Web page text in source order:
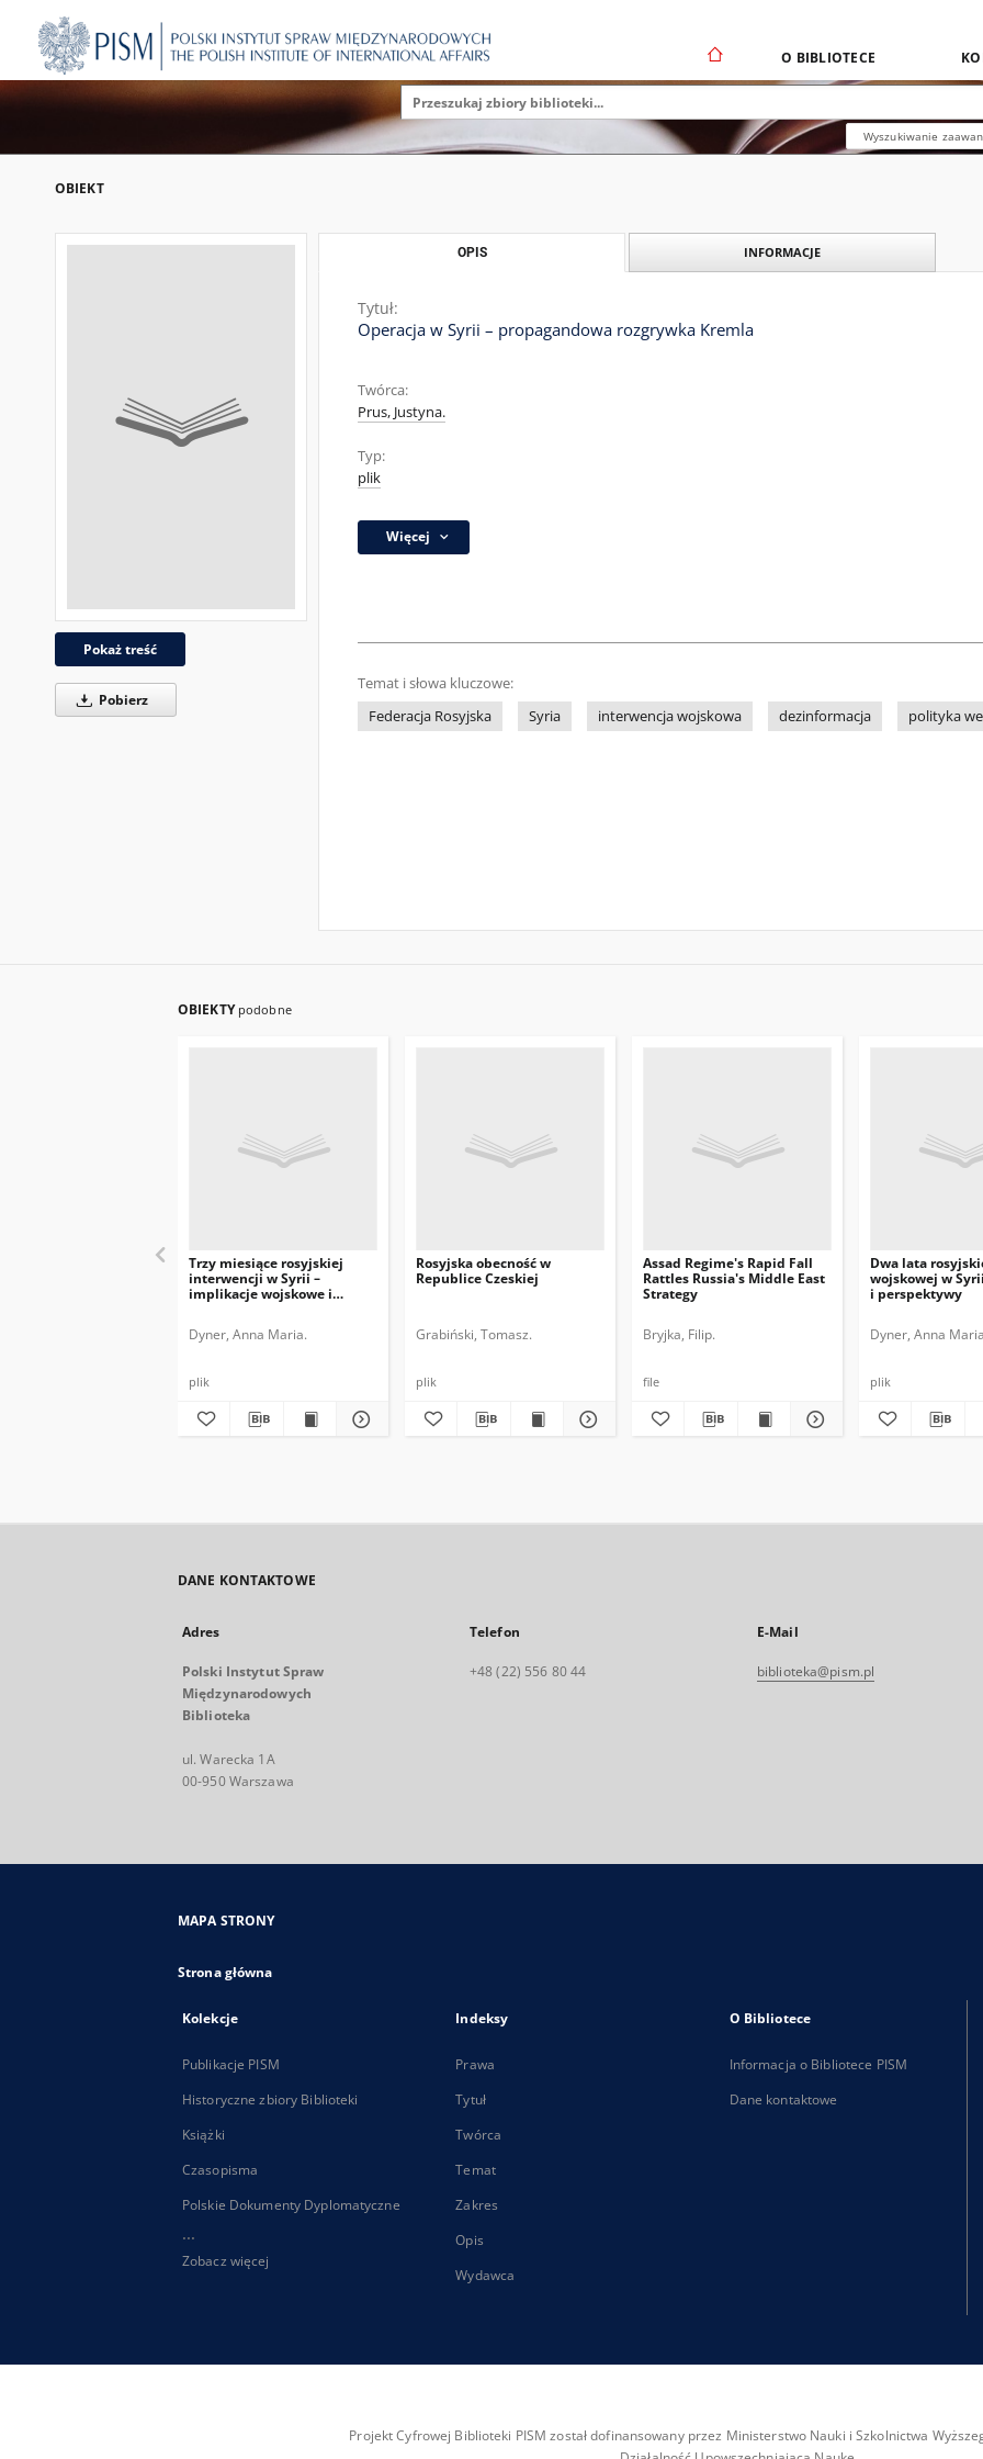
O BIBLIOTECE
Wyszukiwanie
OBIEKT
Pokaż treść
Pobierz
OPIS INFORMACJE
Tytuł:
Operacja w Syrii – propagandowa rozgrywka Kremla
Twórca:
Prus, Justyna.
Typ:
plik
Więcej
Temat i słowa kluczowe:
Federacja Rosyjska
Syria interwencja wojskowa dezinformacja polityka
OBIEKTY podobne
Trzy miesiące rosyjskiej
interwencji w Syrii –
implikacje wojskowe i
Dyner, Anna Maria.
plik
Rosyjska obecność w
Republice Czeskiej
Grabiński, Tomasz.
plik
Assad Regime's Rapid Fall
Rattles Russia's Middle East
Strategy
Bryjka, Filip.
file
Dwa lata
wojskowej w
i perspektywy
Dyner, Anna
plik
DANE KONTAKTOWE
Adres
Polski Instytut Spraw
Międzynarodowych
Biblioteka
ul. Warecka 1A
00-950 Warszawa
Telefon
+48 (22) 556 80 44
E-Mail
biblioteka@pism.pl
MAPA STRONY
Strona główna
Kolekcje
Publikacje PISM
Historyczne zbiory Biblioteki
Książki
Czasopisma
Polskie Dokumenty Dyplomatyczne
...
Zobacz więcej
Indeksy
Prawa
Tytuł
Twórca
Temat
Zakres
Opis
Wydawca
O Bibliotece
Informacja o Bibliotece PISM
Dane kontaktowe
Projekt Cyfrowej Biblioteki PISM został dofinansowany przez Ministerstwo Nauki i Szkolnictwa